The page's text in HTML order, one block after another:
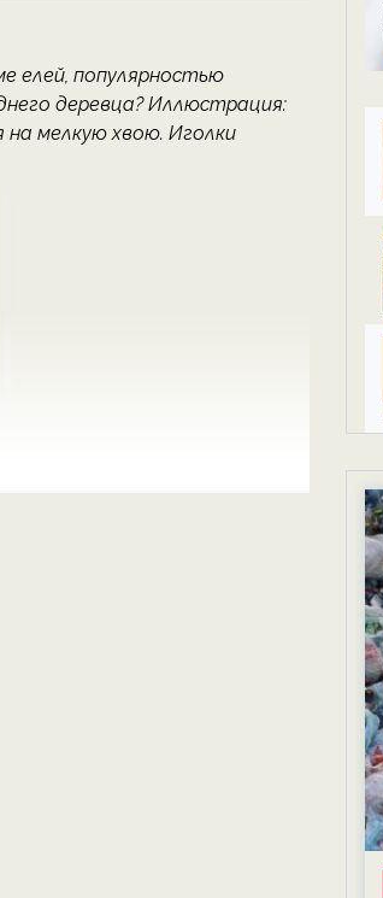
елей, популярностью
деревца? Иллюстрация:
на мелкую хвою. Иголки